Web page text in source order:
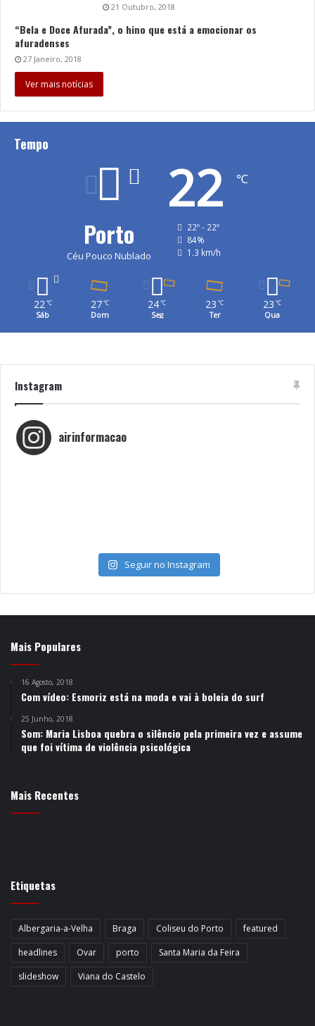
21 Outubro, 2018
“Bela e Doce Afurada”, o hino que está a emocionar os
afuradenses
27 Janeiro, 2018
Ver mais notícias
Tempo
Porto
Céu Pouco Nublado
22 ℃
22º - 22º
84%
1.3 km/h
22 ℃
Sáb
27 ℃
Dom
24℃
Seg
23 ℃
Ter
23 ℃
Qua
Instagram
airinformacao
Seguir no Instagram
Mais Populares
16 Agosto, 2018
Com vídeo: Esmoriz está na moda e vai à boleia do surf
25 Junho, 2018
Som: Maria Lisboa quebra o silêncio pela primeira vez e assume
que foi vítima de violência psicológica
Mais Recentes
Etiquetas
Albergaria-a-Velha Braga Coliseu do Porto
featured
headlines
Ovar porto
Santa Maria da Feira
slideshow
Viana do Castelo